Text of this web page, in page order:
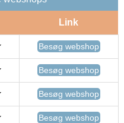
Link
Besøg webshop
Besøg webshop
Besøg webshop
Besøg webshop